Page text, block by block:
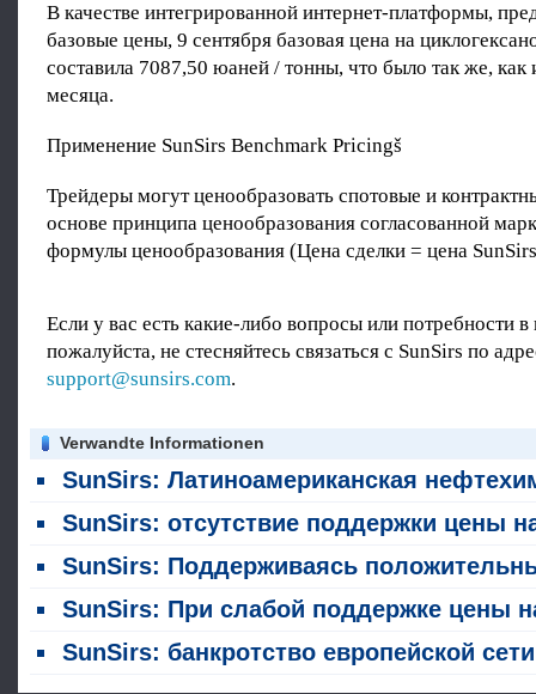
В качестве интегрированной интернет-платформы,
базовые цены, 9 сентября базовая цена на
составила 7087,50 юаней / тонны, что было так же, как
месяца.
Применение SunSirs Benchmark Pricingš
Трейдеры могут ценообразовать спотовые и
основе принципа ценообразования согласованной
формулы ценообразования (Цена сделки = цена
Если у вас есть какие-либо вопросы или потребности в
пожалуйста, не стесняйтесь связаться с SunSirs по
support@sunsirs.com.
Verwandte Informationen
SunSirs: Латиноамериканская нефтехимическая отрасль столкнулась со множественными шоками во второй половине
SunSirs: отсутствие поддержки цены на циклогексанон снизились в начале
SunSirs: Поддерживаясь положительными факторами, цены на циклогексанон сместились вверх в первой половине
SunSirs: При слабой поддержке цены на циклогексанон продолжали дрейфуть ниже на прошлой
SunSirs: банкротство европейской сети предприятий Caprolactam и анализ внутреннего спотового